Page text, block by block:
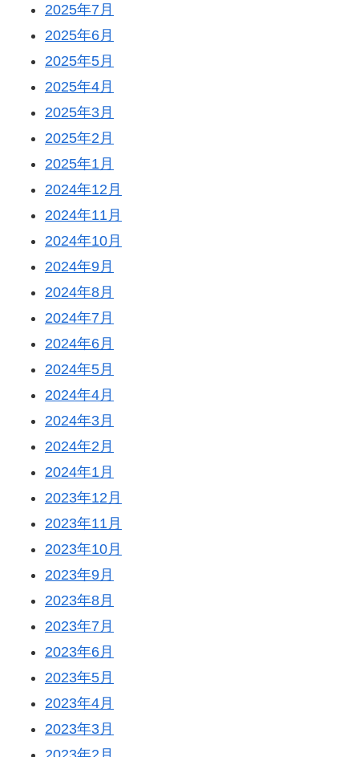
2025年7月
2025年6月
2025年5月
2025年4月
2025年3月
2025年2月
2025年1月
2024年12月
2024年11月
2024年10月
2024年9月
2024年8月
2024年7月
2024年6月
2024年5月
2024年4月
2024年3月
2024年2月
2024年1月
2023年12月
2023年11月
2023年10月
2023年9月
2023年8月
2023年7月
2023年6月
2023年5月
2023年4月
2023年3月